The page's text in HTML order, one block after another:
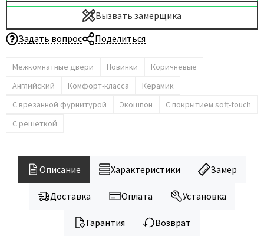
Вызвать замерщика
Задать вопрос
Поделиться
Межкомнатные двери Новинки
Коричневые
Английский
Комфорт-класса
Керамик
С врезанной фурнитурой
Экошпон
С покрытием soft-touch
С решеткой
Описание Характеристики Замер
Доставка Оплата Установка
Гарантия Возврат